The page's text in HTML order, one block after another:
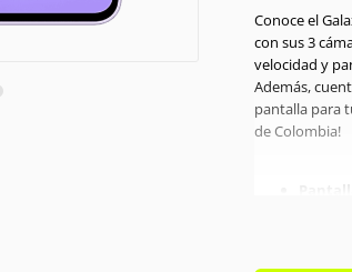
Conoce el
con sus 3
velocidad y
Además,
pantalla para
de Colombia!